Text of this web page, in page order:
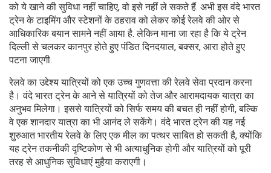
को ये खाने की सुविधा नहीं चाहिए, वो इसे नहीं ले सकते हैं. अभी इस वंदे भारत
ट्रेन के टाइमिंग और स्टेशनों के ठहराव को लेकर कोई रेलवे की ओर से
आधिकारिक बयान सामने नहीं आया है. लेकिन माना जा रहा है कि ये ट्रेन
दिल्ली से चलकर कानपुर होते हुए पंडित दिनदयाल, बक्सर, आरा होते हुए
पटना जाएगी.
रेलवे का उद्देश्य यात्रियों को एक उच्च गुणवत्ता की रेलवे सेवा प्रदान करना
है। वंदे भारत ट्रेन के आने से यात्रियों को तेज और आरामदायक यात्रा का
अनुभव मिलेगा। इससे यात्रियों को सिर्फ समय की बचत ही नहीं होगी, बल्कि
वे एक शानदार यात्रा का भी आनंद ले सकेंगे। वंदे भारत ट्रेन की यह नई
शुरुआत भारतीय रेलवे के लिए एक मील का पत्थर साबित हो सकती है, क्योंकि
यह ट्रेन तकनीकी दृष्टिकोण से भी अत्याधुनिक होगी और यात्रियों को पूरी
तरह से आधुनिक सुविधाएं मुहैया कराएगी।